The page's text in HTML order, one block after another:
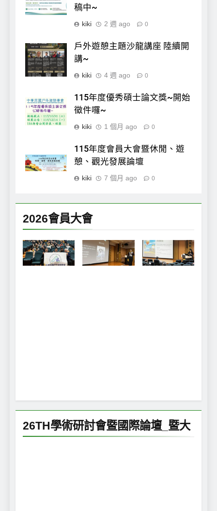
稿中~
kiki 2 週 ago 0
戶外遊憩主題沙龍講座 陸續開
講~
kiki 4 週 ago 0
115年度優秀碩士論文獎~開始
徵件囉~
kiki 1 個月 ago 0
115年度會員大會暨休閒、遊
憩、觀光發展論壇
kiki 7 個月 ago 0
2026會員大會
26TH學術研討會暨國際論壇_暨大